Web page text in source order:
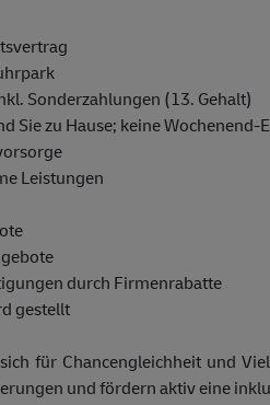
Sonderzahlungen (13. Gehalt)
Sie zu Hause; keine Wochenend-
Leistungen
durch Firmenrabatte
gestellt
für Chancengleichheit und
und fördern aktiv eine